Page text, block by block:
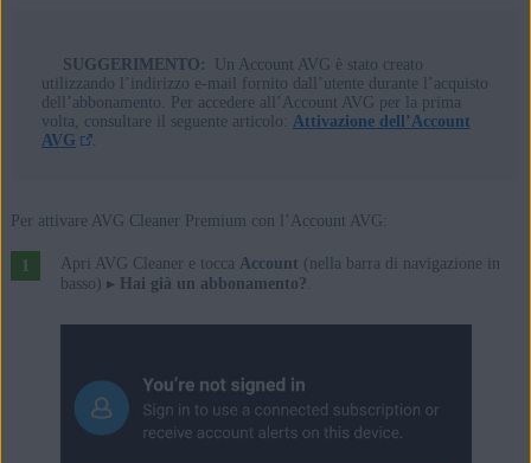
SUGGERIMENTO:
Un Account AVG è stato creato
utilizzando l’indirizzo e-mail fornito dall’utente durante l’acquisto
dell’abbonamento. Per accedere all’Account AVG per la prima
volta, consultare il seguente articolo: Attivazione dell’Account
AVG
.
Per attivare AVG Cleaner Premium con l’Account AVG:
Apri AVG Cleaner e tocca Account (nella barra di navigazione in
basso) ▸ Hai già un abbonamento?.